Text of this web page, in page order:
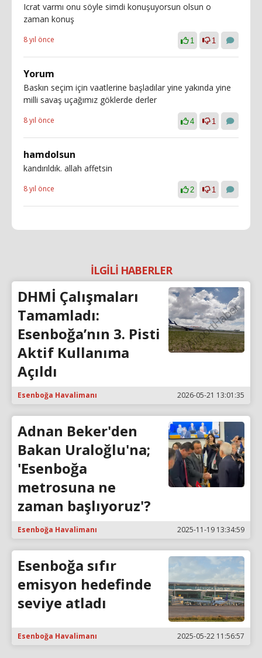
Icrat varmı onu söyle simdi konuşuyorsun olsun o
zaman konuş
8 yıl önce 1 1
Yorum
Baskın seçim için vaatlerine başladılar yine yakında yine
milli savaş uçağımız göklerde derler
8 yıl önce 4 1
hamdolsun
kandırıldık. allah affetsin
8 yıl önce 2 1
İLGİLİ HABERLER
DHMİ Çalışmaları
Tamamladı:
Esenboğa’nın 3. Pisti
Aktif Kullanıma
Açıldı
Esenboğa Havalimanı 2026-05-21 13:01:35
Adnan Beker'den
Bakan Uraloğlu'na;
'Esenboğa
metrosuna ne
zaman başlıyoruz'?
Esenboğa Havalimanı 2025-11-19 13:34:59
Esenboğa sıfır
emisyon hedefinde
seviye atladı
Esenboğa Havalimanı 2025-05-22 11:56:57